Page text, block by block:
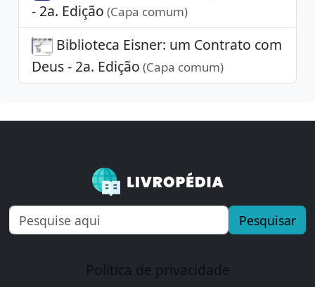
- 2a. Edição (Capa comum)
Biblioteca Eisner: um Contrato com
Deus - 2a. Edição (Capa comum)
Pesquisar
Política de privacidade